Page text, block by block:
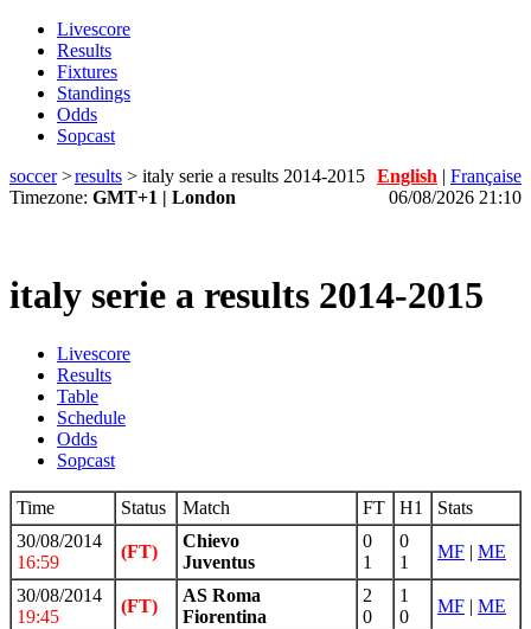
Livescore
Results
Fixtures
Standings
Odds
Sopcast
soccer>results > italy serie a results 2014-2015 English | Française
Timezone: GMT+1 | London 06/08/2026 21:10
italy serie a results 2014-2015
Livescore
Results
Table
Schedule
Odds
Sopcast
Time Status Match FT H1
Stats
30/08/2014
16:59
(FT)
Chievo
Juventus
0
1
0
1
MF | ME
30/08/2014
19:45
(FT)
AS Roma
Fiorentina
2
0
1
0
MF | ME